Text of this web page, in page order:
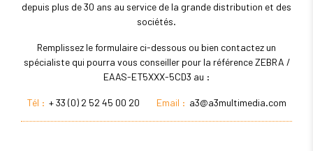
depuis plus de 30 ans au service de la grande distribution et des
sociétés.
Remplissez le formulaire ci-dessous ou bien contactez un
spécialiste qui pourra vous conseiller pour la référence ZEBRA /
EAAS-ET5XXX-5CD3 au :
Tél : + 33 (0) 2 52 45 00 20 Email : a3@a3multimedia.com